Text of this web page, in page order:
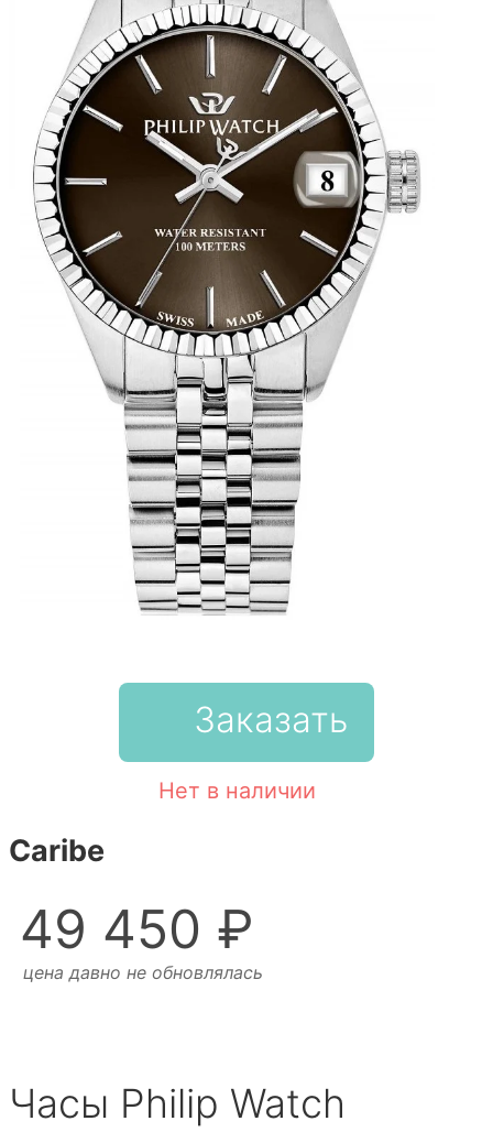
Заказать
Нет в наличии
Caribe
49 450 ₽
цена давно не обновлялась
Часы Philip Watch